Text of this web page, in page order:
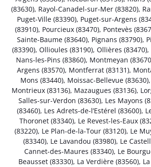
(83630), Rayol-Canadel-sur-Mer (83820),
Puget-Ville (83390), Puget-sur-Argens
(83910), Pourcieux (83470), Pontevès
Sainte-Baume (83640), Pignans (83790),
(83390), Ollioules (83190), Ollières (83470),
Nans-les-Pins (83860), Montmeyan
Argens (83570), Montferrat (83131),
Mons (83440), Moissac-Bellevue (83630),
Montrieux (83136), Mazaugues (83136),
Salles-sur-Verdon (83630), Les Mayons
(83460), Les Adrets-de-l’Estérel (83600),
Thoronet (83340), Le Revest-les-Eaux
(83220), Le Plan-de-la-Tour (83120), Le
(83340), Le Lavandou (83980), Le
Cannet-des-Maures (83340), Le
Beausset (83330), La Verdière (83560),